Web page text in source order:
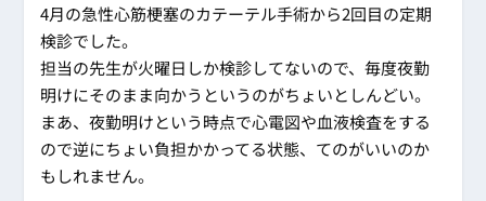
4月の急性心筋梗塞のカテーテル手術から2回目の定期
検診でした。
担当の先生が火曜日しか検診してないので、毎度夜勤
明けにそのまま向かうというのがちょいとしんどい。
まあ、夜勤明けという時点で心電図や血液検査をする
ので逆にちょい負担かかってる状態、てのがいいのか
もしれません。